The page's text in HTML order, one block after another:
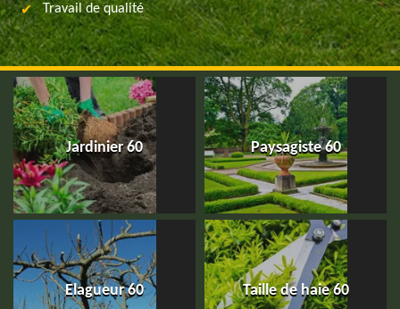
Travail de qualité
Jardinier 60 Paysagiste 60
Elagueur 60 Taille de haie 60